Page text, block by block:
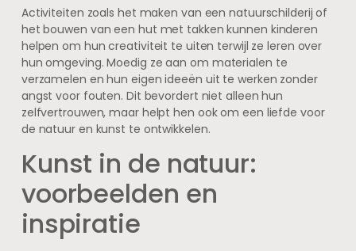
Activiteiten zoals het maken van een natuurschilderij of
het bouwen van een hut met takken kunnen kinderen
helpen om hun creativiteit te uiten terwijl ze leren over
hun omgeving. Moedig ze aan om materialen te
verzamelen en hun eigen ideeën uit te werken zonder
angst voor fouten. Dit bevordert niet alleen hun
zelfvertrouwen, maar helpt hen ook om een liefde voor
de natuur en kunst te ontwikkelen.
Kunst in de natuur:
voorbeelden en
inspiratie